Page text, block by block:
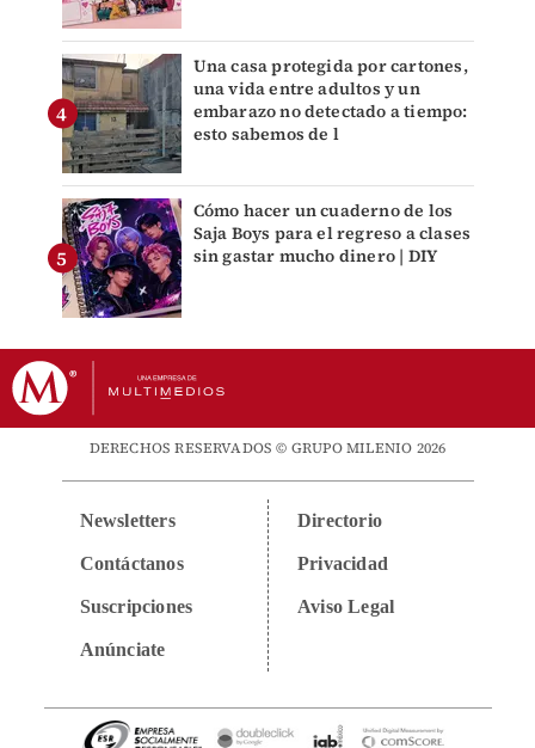
Una casa protegida por cartones,
una vida entre adultos y un
embarazo no detectado a tiempo:
esto sabemos de l
Cómo hacer un cuaderno de los
Saja Boys para el regreso a clases
sin gastar mucho dinero | DIY
DERECHOS RESERVADOS © GRUPO MILENIO 2026
Newsletters
Contáctanos
Suscripciones
Anúnciate
Directorio
Privacidad
Aviso Legal